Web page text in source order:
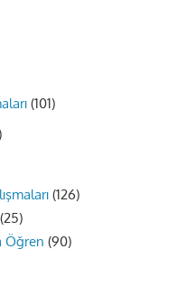
(101)
(126)
(25)
Öğren (90)